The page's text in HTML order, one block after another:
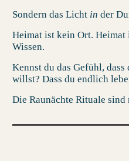
Sondern das Licht in der
Heimat ist kein Ort.
Wissen.
Kennst du das Gefühl,
willst? Dass du endlich
Die Raunächte Rituale sind